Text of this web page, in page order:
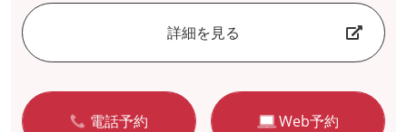
詳細を見る
電話予約 Web予約